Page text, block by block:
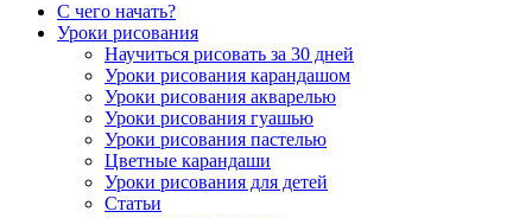
С чего начать?
Уроки рисования
Научиться рисовать за 30 дней
Уроки рисования карандашом
Уроки рисования акварелью
Уроки рисования гуашью
Уроки рисования пастелью
Цветные карандаши
Уроки рисования для детей
Статьи